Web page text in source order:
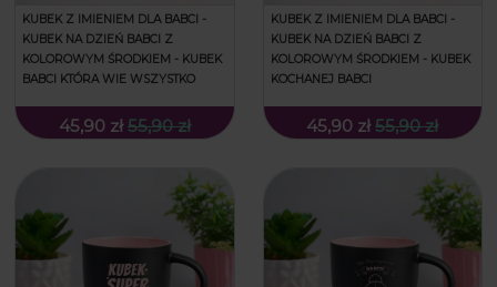
KUBEK Z IMIENIEM DLA BABCI -
KUBEK NA DZIEŃ BABCI Z
KOLOROWYM ŚRODKIEM - KUBEK
BABCI KTÓRA WIE WSZYSTKO
45,90 zł 55,90 zł
KUBEK Z IMIENIEM DLA BABCI -
KUBEK NA DZIEŃ BABCI Z
KOLOROWYM ŚRODKIEM - KUBEK
KOCHANEJ BABCI
45,90 zł 55,90 zł